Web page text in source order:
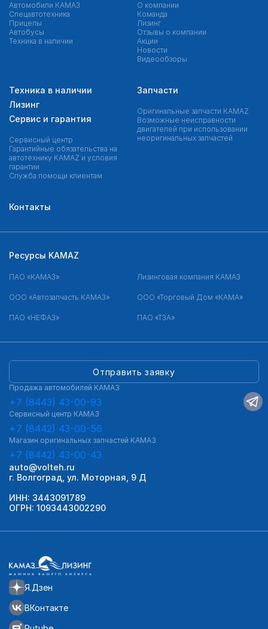
Автомобили КАМАЗ
Спецавтотехника
Прицепы
Автобусы
Техника в наличии
О компании
Команда
Лизинг
Отзывы о компании
Акции
Новости
Видеообзоры
Техника в наличии
Лизинг
Сервис и гарантия
Сервисный центр
Гарантийные обязательства на
автотехнику KAMAZ и условия
гарантии
Служба помощи клиентам
Запчасти
Оригинальные запчасти КAMAZ
Возможные неисправности
двигателей при использовании
неоригинальных запчастей
Контакты
Я.Дзен
ВКонтакте
Отправить заявку
Продажа автомобилей КАМАЗ
+7 (8443) 43-00-93
Сервисный центр КАМАЗ
+7 (8442) 43-00-56
Магазин оригинальных запчастей КАМАЗ
+7 (8442) 43-00-43
auto@volteh.ru
г. Волгоград, ул. Моторная, 9 Д
ИНН: 3443091789
ОГРН: 1093443002290
Ресурсы KAMAZ
ПАО «КАМАЗ» Лизинговая компания КАМАЗ
ООО «Автозапчасть КАМАЗ» ООО «Торговый Дом «КАМА»
ПАО «НЕФАЗ» ПАО «ТЗА»